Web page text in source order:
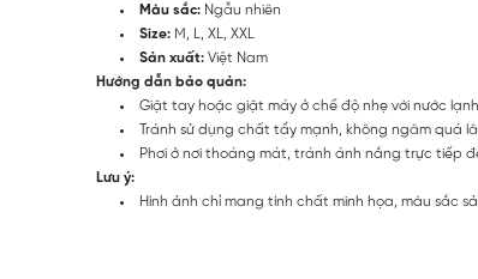
Màu sắc: Ngẫu nhiên
Size: M, L, XL, XXL
Sản xuất: Việt Nam
Hướng dẫn bảo quản:
Giặt tay hoặc giặt máy ở chế độ nhẹ với nước
Tránh sử dụng chất tẩy mạnh, không ngâm quá
Phơi ở nơi thoáng mát, tránh ánh nắng trực tiếp
Lưu ý:
Hình ảnh chỉ mang tính chất minh họa, màu sắc